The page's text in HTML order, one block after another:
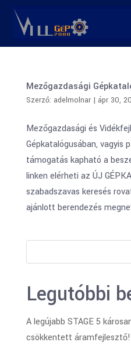
Mezőgazdasági
Szerző: adelmolnar| ápr 30,
Mezőgazdasági és
Gépkatalógusában, vagyis
támogatás kapható a
linken elérheti az ÚJ
szabadszavas keresés
ajánlott berendezés
Legutóbbi
A legújabb STAGE 5
csökkentett áramfejlesztő!